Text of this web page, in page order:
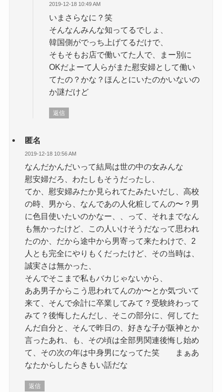
2019-12-18 10:49 AM
いまさらなに？笑
そんなんみんな知ってるでしょ、
韓国側がでっち上げてるだけで、
そもそもお店で働いてた人で、まー別に
OKだよーて人らがまた慰安婦として働い
てたの？かな？ほんとにいたのかいないの
か謎だけど
返信
匿名
2019-12-18 10:56 AM
なんだかんだいって結局は世の中の女みんな
慰安婦だろ、わたしもそうだったし、
てか、慰安婦みたか見られてたみたいだし、高校
の時、男から、なんであの人化粧してんの〜？男
に色目使いたいのかなー、、って、それまでなん
も無かったけど、この人いけそうだなって思われ
たのか、だから途中から男寄って来たわけで、2
人とも完全にやりもくだったけど、その当時は、
誠実さは無かった、
そんでそこまで私もバカじゃないから、
ああ男子からこう思われてんのか〜とか気づいて
来て、そんで余計に卒業してみて？受験終わって
みて？後悔したんだし、そこの部分に、何してた
んだ自分と、そんで昨日の、好きな子が阪神とか
言ったあれ、も、その頃は全部男関連後悔し始め
て、その次の年は中身男になってた笑 まぁあ
なたからしたらきもい話だな
返信